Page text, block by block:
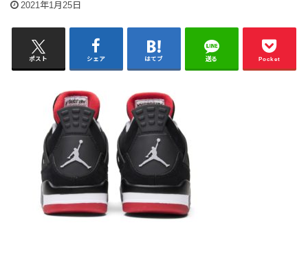
2021年1月25日
ポスト シェア はてブ 送る Pocket